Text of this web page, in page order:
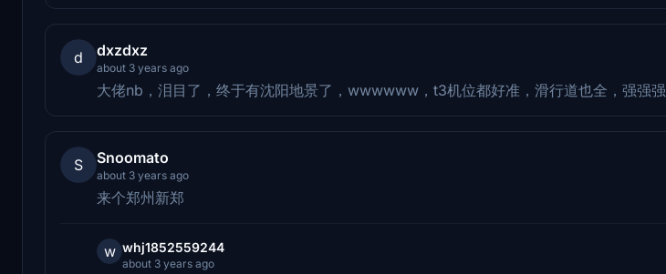
d dxzdxz
about 3 years ago
大佬nb，泪目了，终于有沈阳地景了，wwwwww，t3机位都好准，滑行道也全，强强强
S Snoomato
about 3 years ago
来个郑州新郑
w whj1852559244
about 3 years ago